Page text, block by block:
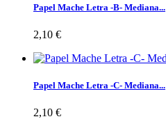
Papel Mache Letra -B- Mediana...
2,10 €
Papel Mache Letra -C- Mediana...
2,10 €